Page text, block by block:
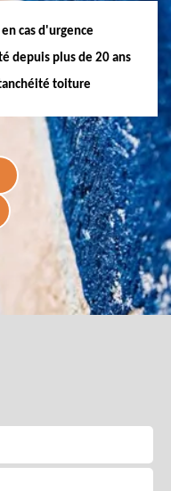
cas d'urgence
depuis plus de 20 ans
toiture